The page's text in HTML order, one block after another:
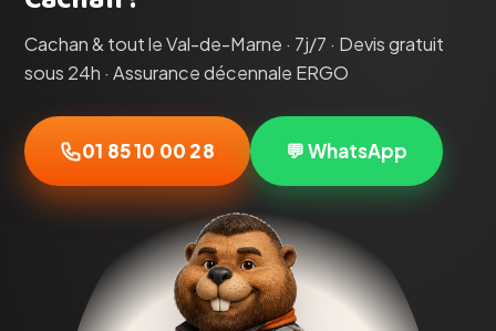
Cachan & tout le Val-de-Marne · 7j/7 · Devis gratuit
sous 24h · Assurance décennale ERGO
01 85 10 00 28 💬 WhatsApp